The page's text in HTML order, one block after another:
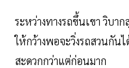
ระหว่างทางรถขึ้นเขา วิบา
ให้กว้างพอจะวิ่งรถสวนกัน
สะดวกกว่าแต่ก่อนมาก